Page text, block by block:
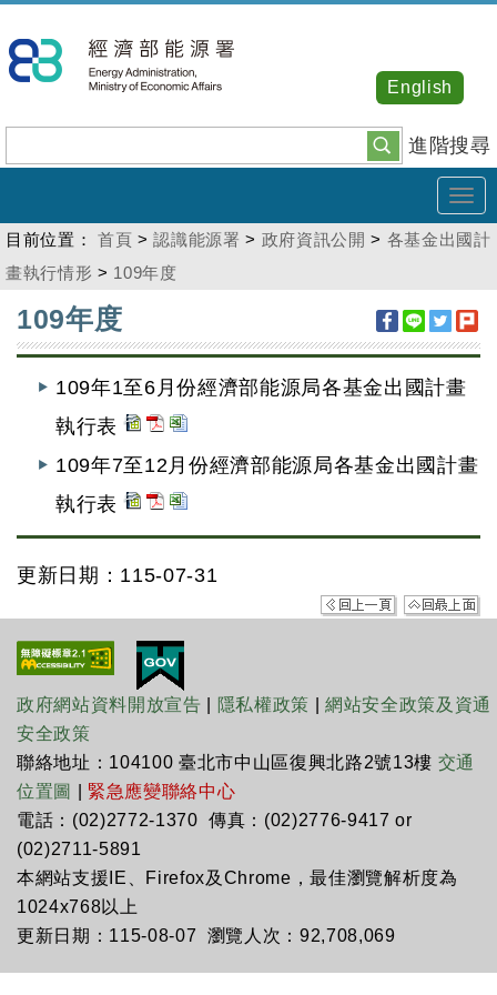
到
主
內
容
進階搜尋
English
目前位置： 首頁 >認識能源署 > 政府資訊公開 > 各基金出國計
畫執行情形 > 109年度
109年度
109年1至6月份經濟部能源局各基金出國計畫
執行表
109年7至12月份經濟部能源局各基金出國計畫
執行表
更新日期：115-07-31
政府網站資料開放宣告 隱私權政策 |網站安全政策及資通
安全政策
聯絡地址：104100 臺北市中山區復興北路2號13樓 交通
位置圖
緊急應變聯絡中心
電話：(02)2772-1370 傳真：(02)2776-9417 or
(02)2711-5891
本網站支援IE、Firefox及Chrome，最佳瀏覽解析度為
1024x768以上
更新日期：115-08-07 瀏覽人次：92,708,069